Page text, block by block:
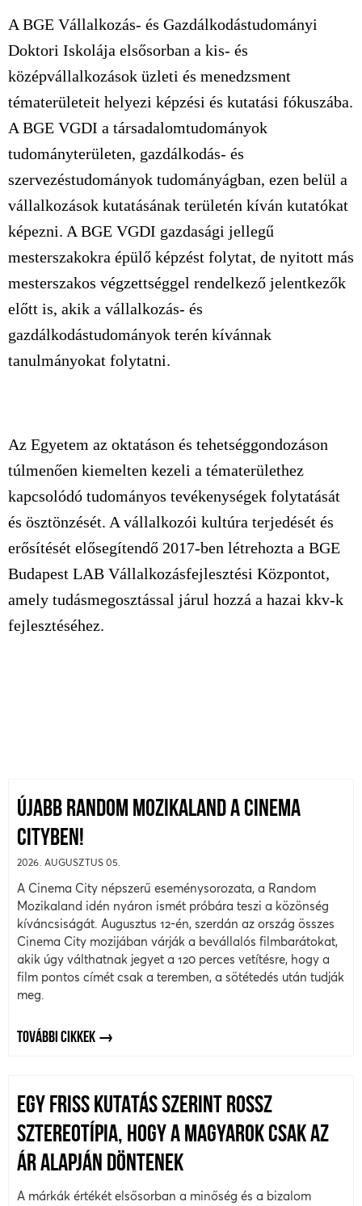
A BGE Vállalkozás- és Gazdálkodástudományi
Doktori Iskolája elsősorban a kis- és
középvállalkozások üzleti és menedzsment
tématerületeit helyezi képzési és kutatási fókuszába.
A BGE VGDI a társadalomtudományok
tudományterületen, gazdálkodás- és
szervezéstudományok tudományágban, ezen belül a
vállalkozások kutatásának területén kíván kutatókat
képezni. A BGE VGDI gazdasági jellegű
mesterszakokra épülő képzést folytat, de nyitott más
mesterszakos végzettséggel rendelkező jelentkezők
előtt is, akik a vállalkozás- és
gazdálkodástudományok terén kívánnak
tanulmányokat folytatni.
Az Egyetem az oktatáson és tehetséggondozáson
túlmenően kiemelten kezeli a tématerülethez
kapcsolódó tudományos tevékenységek folytatását
és ösztönzését. A vállalkozói kultúra terjedését és
erősítését elősegítendő 2017-ben létrehozta a BGE
Budapest LAB Vállalkozásfejlesztési Központot,
amely tudásmegosztással járul hozzá a hazai kkv-k
fejlesztéséhez.
ÚJABB RANDOM MOZIKALAND A CINEMA
CITYBEN!
2026. AUGUSZTUS 05.
A Cinema City népszerű eseménysorozata, a Random
Mozikaland idén nyáron ismét próbára teszi a közönség
kíváncsiságát. Augusztus 12-én, szerdán az ország összes
Cinema City mozijában várják a bevállalós filmbarátokat,
akik úgy válthatnak jegyet a 120 perces vetítésre, hogy a
film pontos címét csak a teremben, a sötétedés után tudják
meg.
TOVÁBBI CIKKEK
EGY FRISS KUTATÁS SZERINT ROSSZ
SZTEREOTÍPIA, HOGY A MAGYAROK CSAK AZ
ÁR ALAPJÁN DÖNTENEK
A márkák értékét elsősorban a minőség és a bizalom